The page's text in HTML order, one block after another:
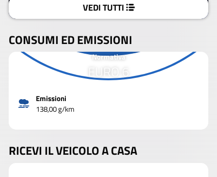
VEDI TUTTI
CONSUMI ED EMISSIONI
Normativa
EURO 6
Emissioni
138,00 g/km
RICEVI IL VEICOLO A CASA